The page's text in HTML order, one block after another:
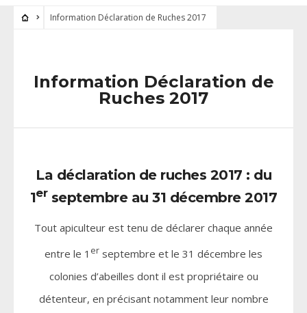
Information Déclaration de Ruches 2017
Information Déclaration de
Ruches 2017
La déclaration de ruches 2017 : du
1erseptembre au 31 décembre 2017
Tout apiculteur est tenu de déclarer chaque année
entre le 1 er septembre et le 31 décembre les
colonies d’abeilles dont il est propriétaire ou
détenteur, en précisant notamment leur nombre